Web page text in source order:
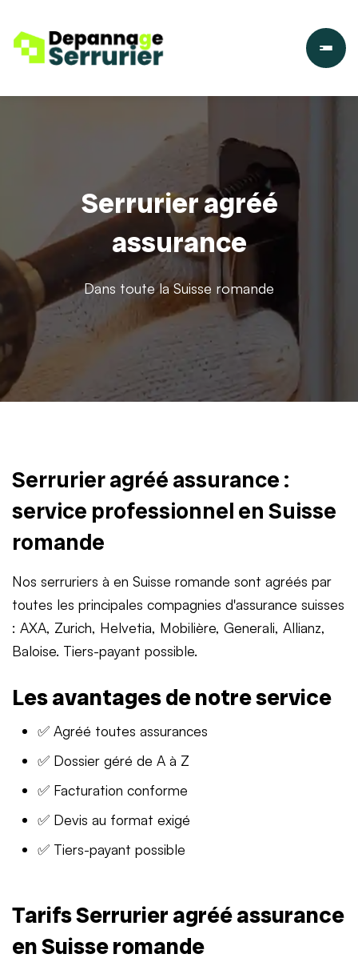
Serrurier agréé
assurance
Dans toute la Suisse romande
Serrurier agréé assurance :
service professionnel en Suisse
romande
Nos serruriers à en Suisse romande sont agréés par
toutes les principales compagnies d'assurance suisses
: AXA, Zurich, Helvetia, Mobilière, Generali, Allianz,
Baloise. Tiers-payant possible.
Les avantages de notre service
✅ Agréé toutes assurances
✅ Dossier géré de A à Z
✅ Facturation conforme
✅ Devis au format exigé
✅ Tiers-payant possible
Tarifs Serrurier agréé assurance
en Suisse romande